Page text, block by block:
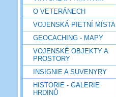
O VETERÁNECH
VOJENSKÁ PIETNÍ MÍSTA
GEOCACHING - MAPY
VOJENSKÉ OBJEKTY A
PROSTORY
INSIGNIE A SUVENYRY
HISTORIE - GALERIE
HRDINŮ